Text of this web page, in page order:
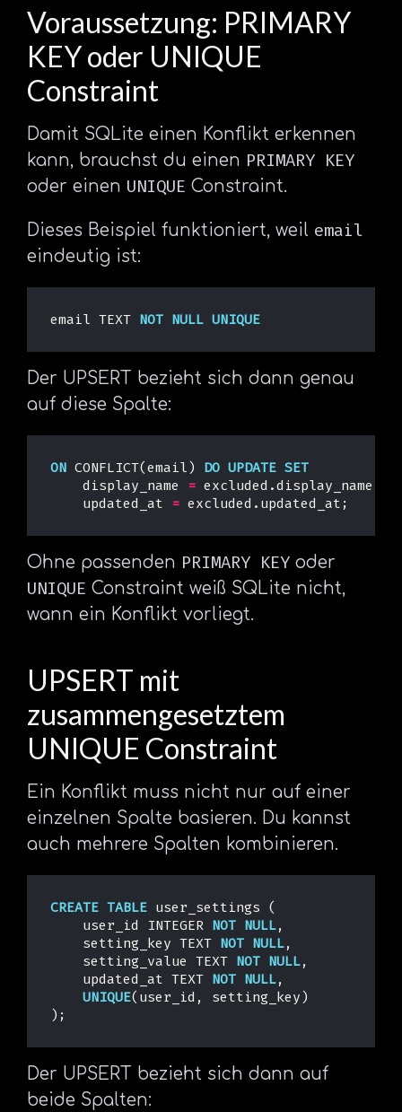
Voraussetzung: PRIMARY
KEY oder UNIQUE
Constraint
Damit SQLite einen Konflikt erkennen
kann, brauchst du einen PRIMARY KEY
oder einen UNIQUE Constraint.
Dieses Beispiel funktioniert, weil email
eindeutig ist:
email TEXT NOT NULL UNIQUE
Der UPSERT bezieht sich dann genau
auf diese Spalte:
ON CONFLICT( email ) DO UPDATE SET
display_name
= excluded .display_name
updated_at
= excluded . updated_at ;
Ohne passenden PRIMARY KEY oder
UNIQUE Constraint weiß SQLite nicht,
wann ein Konflikt vorliegt.
UPSERT mit
zusammengesetztem
UNIQUE Constraint
Ein Konflikt muss nicht nur auf einer
einzelnen Spalte basieren. Du kannst
auch mehrere Spalten kombinieren.
CREATE TABLE user_settings
(
user_id
INTEGER NOT NULL,
setting_key TEXT NOT NULL,
setting_value
TEXT NOT NULL,
updated_at TEXT NOT NULL,
UNIQUE( user_id , setting_key )
);
Der UPSERT bezieht sich dann auf
beide Spalten: